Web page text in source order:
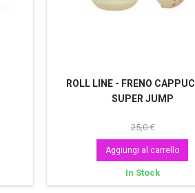
ROLL LINE - FRENO
SUPER JUMP
25,0 €
Aggiungi al carrello
In Stock